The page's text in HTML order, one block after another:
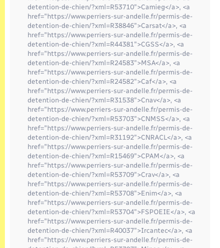
Voirie et espace public
detention-de-chien/?xml=R53710">Camieg</a>, <a
href="https://www.perriers-sur-andelle.fr/permis-de-
detention-de-chien/?xml=R38846">Carsat</a>, <a
href="https://www.perriers-sur-andelle.fr/permis-de-
detention-de-chien/?xml=R44381">CGSS</a>, <a
href="https://www.perriers-sur-andelle.fr/permis-de-
detention-de-chien/?xml=R24583">MSA</a>, <a
href="https://www.perriers-sur-andelle.fr/permis-de-
detention-de-chien/?xml=R24582">Caf</a>, <a
href="https://www.perriers-sur-andelle.fr/permis-de-
detention-de-chien/?xml=R31538">Cnav</a>, <a
href="https://www.perriers-sur-andelle.fr/permis-de-
detention-de-chien/?xml=R53703">CNMSS</a>, <a
href="https://www.perriers-sur-andelle.fr/permis-de-
detention-de-chien/?xml=R31192">CNRACL</a>, <a
href="https://www.perriers-sur-andelle.fr/permis-de-
detention-de-chien/?xml=R15469">CPAM</a>, <a
href="https://www.perriers-sur-andelle.fr/permis-de-
detention-de-chien/?xml=R53709">Crav</a>, <a
href="https://www.perriers-sur-andelle.fr/permis-de-
detention-de-chien/?xml=R53708">Enim</a>, <a
href="https://www.perriers-sur-andelle.fr/permis-de-
detention-de-chien/?xml=R53704">FSPOEIE</a>, <a
href="https://www.perriers-sur-andelle.fr/permis-de-
detention-de-chien/?xml=R40037">Ircantec</a>, <a
href="https://www.perriers-sur-andelle.fr/permis-de-